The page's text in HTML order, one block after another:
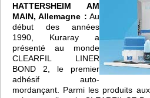
HATTERSHEIM AM
MAIN, Allemagne : Au
début des années
1990, Kuraray a
présenté au monde
CLEARFIL LINER
BOND 2, le premier
adhésif auto-
mordançant. Parmi les produits